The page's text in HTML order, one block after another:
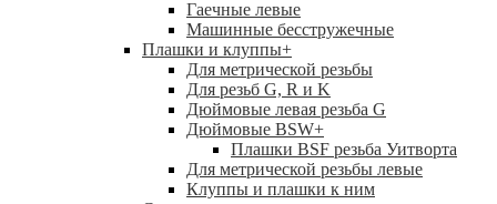
Гаечные левые
Машинные бесстружечные
Плашки и клуппы+
Для метрической резьбы
Для резьб G, R и K
Дюймовые левая резьба G
Дюймовые BSW+
Плашки BSF резьба Уитворта
Для метрической резьбы левые
Клуппы и плашки к ним